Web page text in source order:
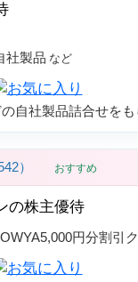
社製品
自社製品詰合せを
） おすすめ
円分割引